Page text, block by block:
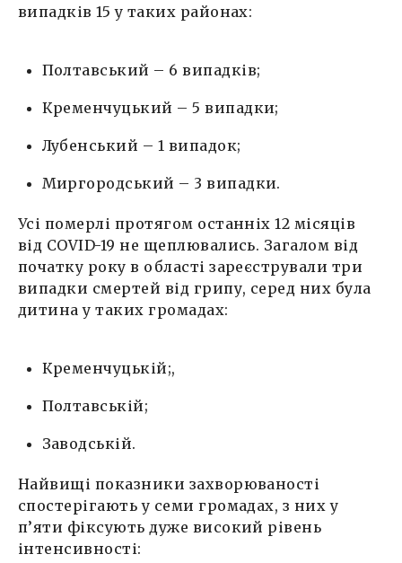
випадків 15 у таких районах:
Полтавський – 6 випадків;
Кременчуцький – 5 випадки;
Лубенський – 1 випадок;
Миргородський – 3 випадки.
Усі померлі протягом останніх 12 місяців
від COVID-19 не щеплювались. Загалом від
початку року в області зареєстрували три
випадки смертей від грипу, серед них була
дитина у таких громадах:
Кременчуцькій;,
Полтавській;
Заводській.
Найвищі показники захворюваності
спостерігають у семи громадах, з них у
п’яти фіксують дуже високий рівень
інтенсивності: